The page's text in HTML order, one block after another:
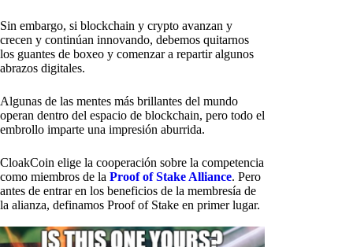
Sin embargo, si blockchain y crypto avanzan y
crecen y continúan innovando, debemos quitarnos
los guantes de boxeo y comenzar a repartir algunos
abrazos digitales.
Algunas de las mentes más brillantes del mundo
operan dentro del espacio de blockchain, pero todo el
embrollo imparte una impresión aburrida.
CloakCoin elige la cooperación sobre la competencia
como miembros de la Proof of Stake Alliance. Pero
antes de entrar en los beneficios de la membresía de
la alianza, definamos Proof of Stake en primer lugar.